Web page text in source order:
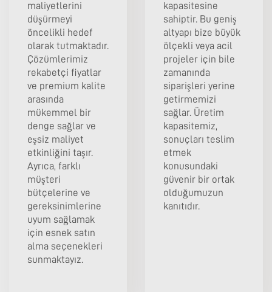
maliyetlerini
düşürmeyi
öncelikli hedef
olarak tutmaktadır.
Çözümlerimiz
rekabetçi fiyatlar
ve premium kalite
arasında
mükemmel bir
denge sağlar ve
eşsiz maliyet
etkinliğini taşır.
Ayrıca, farklı
müşteri
bütçelerine ve
gereksinimlerine
uyum sağlamak
için esnek satın
alma seçenekleri
sunmaktayız.
kapasitesine
sahiptir. Bu geniş
altyapı bize büyük
ölçekli veya acil
projeler için bile
zamanında
siparişleri yerine
getirmemizi
sağlar. Üretim
kapasitemiz,
sonuçları teslim
etmek
konusundaki
güvenir bir ortak
olduğumuzun
kanıtıdır.